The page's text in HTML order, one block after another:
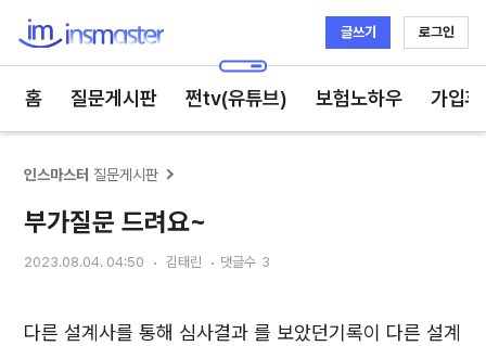
글쓰기 로그인
홈 질문게시판 쩐tv(유튜브) 보험노하우 가입
인스마스터 질문게시판
부가질문 드려요~
2023.08.04. 04:50 김태린 댓글수 3
다른 설계사를 통해 심사결과 를 보았던기록이 다른 설계